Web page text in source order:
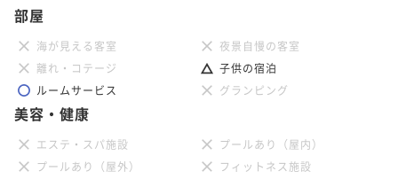
部屋
海が見える客室
夜景自慢の客室
離れ・コテージ
子供の宿泊
ルームサービス
グランピング
美容・健康
エステ・スパ施設
プールあり（屋内）
プールあり（屋外）
フィットネス施設